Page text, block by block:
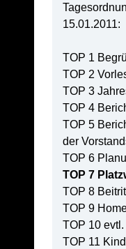
15.01.2011:
TOP 1
TOP 2
TOP 3
TOP 4
TOP 5
der
TOP 6
TOP 7
TOP 8
TOP 9
TOP 10
TOP 11